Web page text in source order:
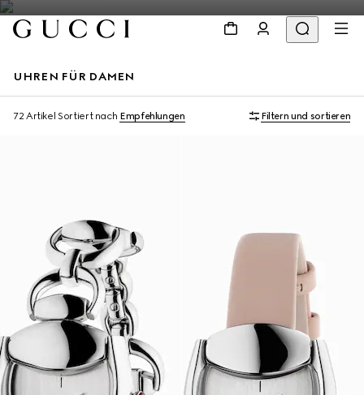
UHREN FÜR DAMEN
72 Artikel Sortiert nach Empfehlungen Filtern und sortieren